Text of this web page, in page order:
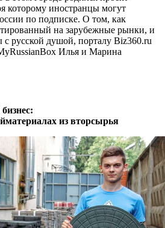
которому иностранцы могут
по подписке. О том, как
на зарубежные рынки, и
с русской душой, порталу Biz360.ru
Илья и Марина
из вторсырья